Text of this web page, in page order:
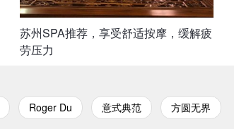
苏州SPA推荐，享受舒适按摩，缓解疲
劳压力
Roger Du 意式典范 方圆无界